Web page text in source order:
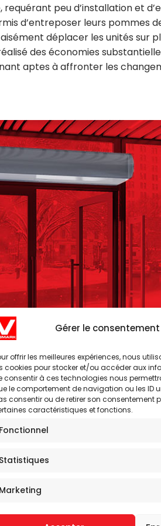
Gérer le
offrir les meilleures expériences, nous
cookies pour stocker et/ou accéder aux
consentir à ces technologies nous
le comportement de navigation ou les ID
consentir ou de retirer son consentement
caractéristiques et fonctions.
Fonctionnel
Statistiques
Marketing
peu d’installation et
d’entreposer leurs pommes
déplacer les unités sur
des économies
aptes àaffronter les